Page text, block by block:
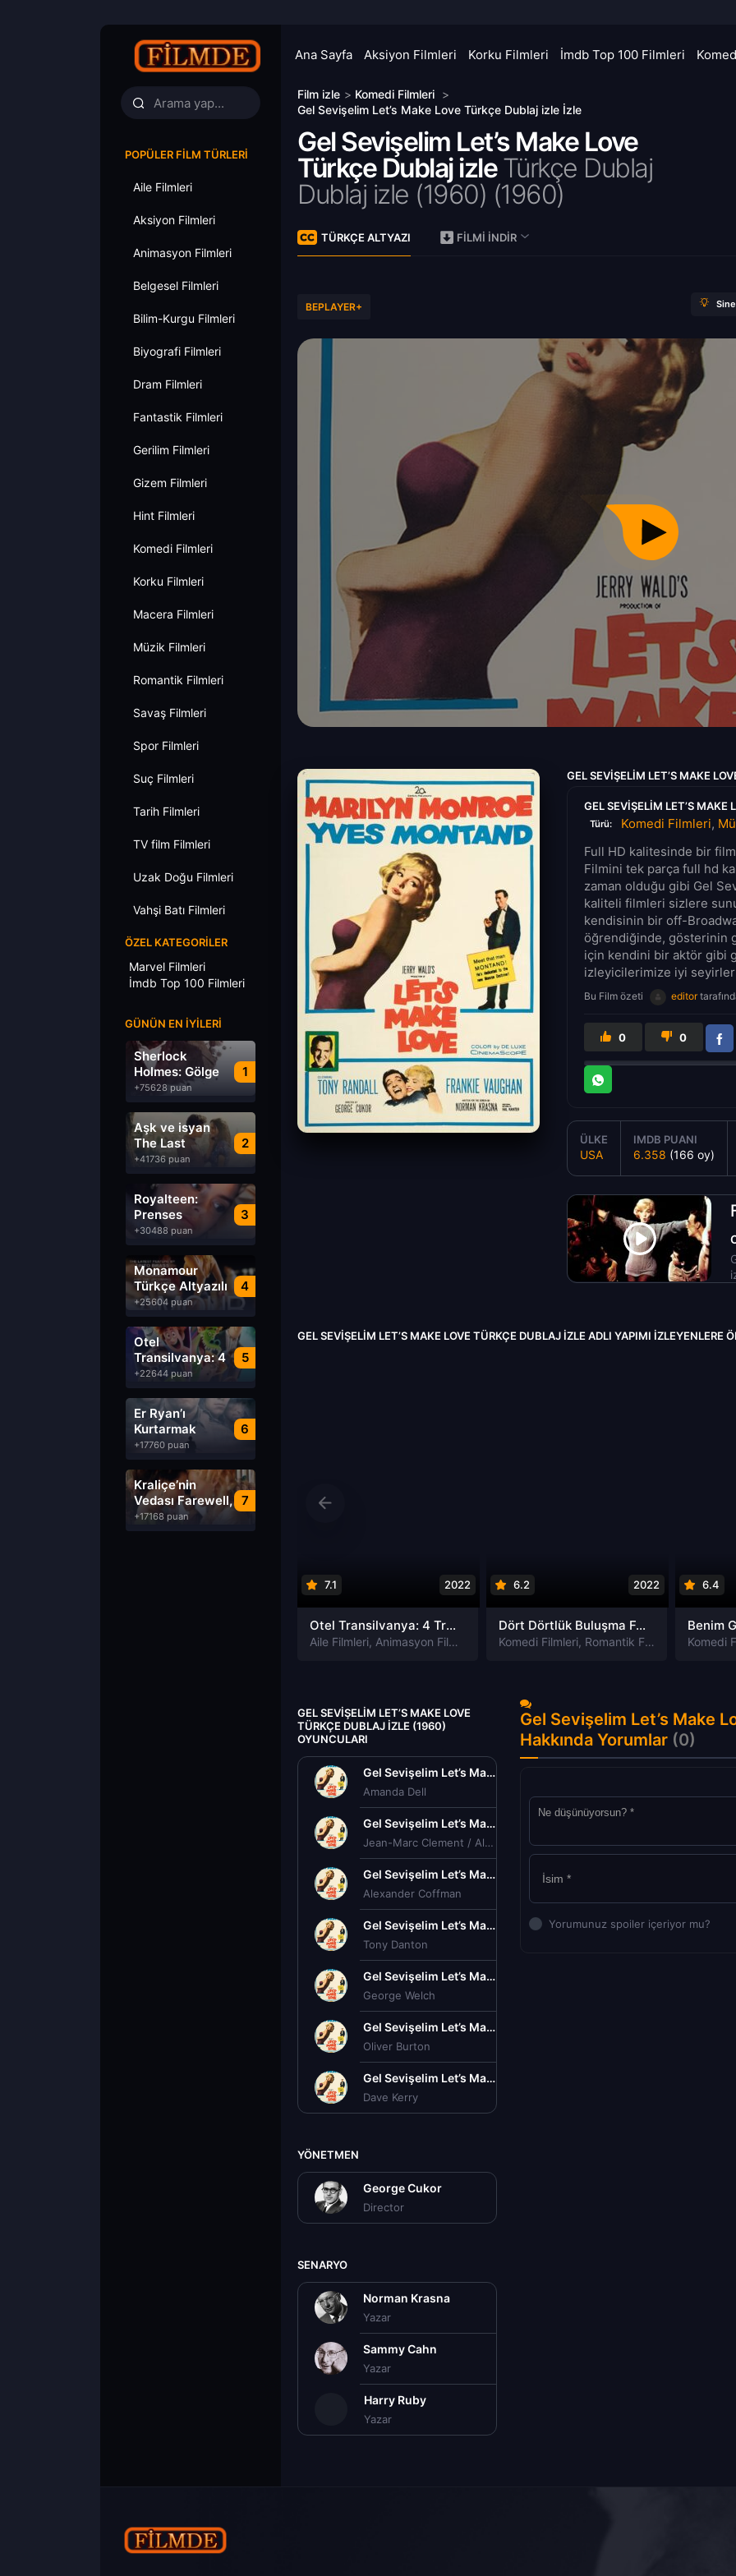
Ana Sayfa Aksiyon Filmleri Korku Filmleri İmdb Top 100 Filmleri
POPÜLER FILM TÜRLERI
Aile Filmleri
Aksiyon Filmleri
Animasyon Filmleri
Belgesel Filmleri
Bilim-Kurgu Filmleri
Biyografi Filmleri
Dram Filmleri
Fantastik Filmleri
Gerilim Filmleri
Gizem Filmleri
Hint Filmleri
Komedi Filmleri
Korku Filmleri
Macera Filmleri
Müzik Filmleri
Romantik Filmleri
Savaş Filmleri
Spor Filmleri
Suç Filmleri
Tarih Filmleri
TV film Filmleri
Uzak Doğu Filmleri
Vahşi Batı Filmleri
ÖZEL KATEGORILER
Marvel Filmleri
İmdb Top 100 Filmleri
GÜNÜN EN İYILERI
1
Sherlock
Holmes: Gölge
Oyunları
+75628 puan
2
Aşk ve isyan
The Last
Parasido izle
+41736 puan
3
Royalteen:
Prenses
Margrethe izle
+30488 puan
4
Monamour
Türkçe Altyazılı
izle
+25604 puan
5
Otel
Transilvanya: 4
Transformanya
izle
+22644 puan
6
Er Ryan’ı
Kurtarmak
Saving Private
Ryan Türkçe
Dublaj izle
+17760 puan
7
Kraliçe’nin
Vedası Farewell,
My Queen izle
+17168 puan
Film izle > Komedi Filmleri >
Gel Sevişelim Let’s Make Love Türkçe Dublaj izle İzle
Gel Sevişelim Let’s Make Love
Türkçe Dublaj izleTürkçe Dublaj
Dublaj izle (1960) (1960)
TÜRKÇE ALTYAZI FILMI İNDIR
BEPLAYER+
GEL SEVIŞELIM LET’S MAKE
GEL SEVIŞELIM LET’S MAKE
Türü: Komedi Filmleri,
Full HD kalitesinde bir
Filmini tek parça full hd
zaman olduğu gibi Gel
kaliteli filmleri sizlere
kendisinin bir off-
öğrendiğinde, gösterinin
için kendini bir aktör gibi
izleyicilerimize iyi
Bu Film özeti editor
0 0
ÜLKE
USA
IMDB PUANI
6.358 (166 oy)
GEL SEVIŞELIM LET’S MAKE LOVE TÜRKÇE DUBLAJ IZLE ADLI YAPIMI İZLEYENLERE
7.1 2022
Otel Transilvanya: 4 Transformanya izle
Aile Filmleri, Animasyon Filmleri Fantastik Filmleri,Komedi Filmleri Macera
6.2 2022
Dört Dörtlük Buluşma Four to Dinner izle
Komedi Filmleri, Romantik Filmleri
6.4
Komedi
GEL SEVIŞELIM LET’S MAKE LOVE
TÜRKÇE DUBLAJ IZLE (1960)
OYUNCULARI
Gel Sevişelim Let’s Make Love Türkçe Dublaj izle (1960)
Amanda Dell
Gel Sevişelim Let’s Make Love Türkçe Dublaj izle (1960)
Jean-Marc Clement / Alexander Dumas
Gel Sevişelim Let’s Make Love Türkçe Dublaj izle (1960)
Alexander Coffman
Gel Sevişelim Let’s Make Love Türkçe Dublaj izle (1960)
Tony Danton
Gel Sevişelim Let’s Make Love Türkçe Dublaj izle (1960)
George Welch
Gel Sevişelim Let’s Make Love Türkçe Dublaj izle (1960)
Oliver Burton
Gel Sevişelim Let’s Make Love Türkçe Dublaj izle (1960)
Dave Kerry
YÖNETMEN
George Cukor
Director
SENARYO
Norman Krasna
Yazar
Sammy Cahn
Yazar
Harry Ruby
Yazar
Gel Sevişelim Let’s Make
Hakkında Yorumlar (0)
Yorumunuz spoiler içeriyor mu?